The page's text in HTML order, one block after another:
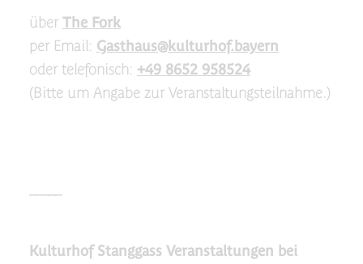
über The Fork
per Email: Gasthaus@kulturhof.bayern
oder telefonisch: +49 8652 958524
(Bitte um Angabe zur Veranstaltungsteilnahme.)
Kulturhof Stanggass Veranstaltungen bei